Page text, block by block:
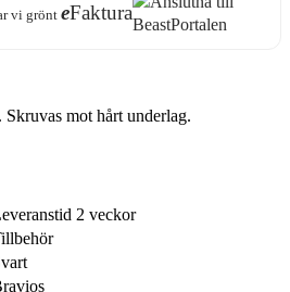
vi grönt eFaktura
mot hårt underlag.
2 veckor